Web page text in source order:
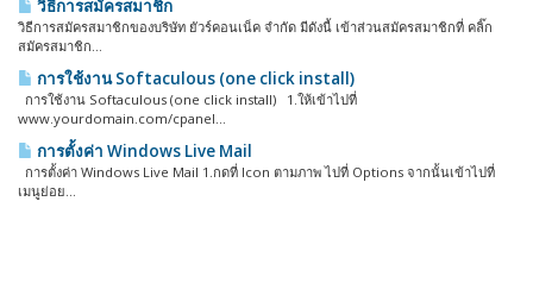
วิธีการสมัครสมาชิก
วิธีการสมัครสมาชิกของบริษัท ยัวร์คอนเน็ค จำกัด มีดังนี้ เข้าส่วนสมัครสมาชิกที่ คลิ๊ก
สมัครสมาชิก...
การใช้งาน Softaculous (one click install)
การใช้งาน Softaculous (one click install) 1.ให้เข้าไปที่
www.yourdomain.com/cpanel...
การตั้งค่า Windows Live Mail
การตั้งค่า Windows Live Mail 1.กดที่ Icon ตามภาพ ไปที่ Options จากนั้นเข้าไปที่
เมนูย่อย...